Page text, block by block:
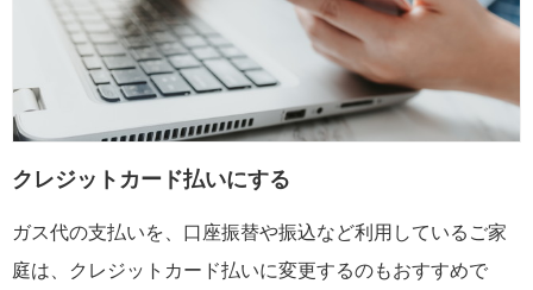
クレジットカード払いにする
ガス代の支払いを、口座振替や振込など利用しているご家
庭は、クレジットカード払いに変更するのもおすすめで